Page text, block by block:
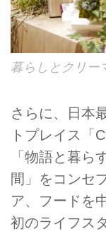
暮らしとクリー
さらに、日本
トプレイス「
「物語と暮ら
間」をコンセ
ア、フードを
初のライフス